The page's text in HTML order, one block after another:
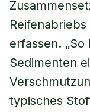
erfassen.
Sedimenten
typisches